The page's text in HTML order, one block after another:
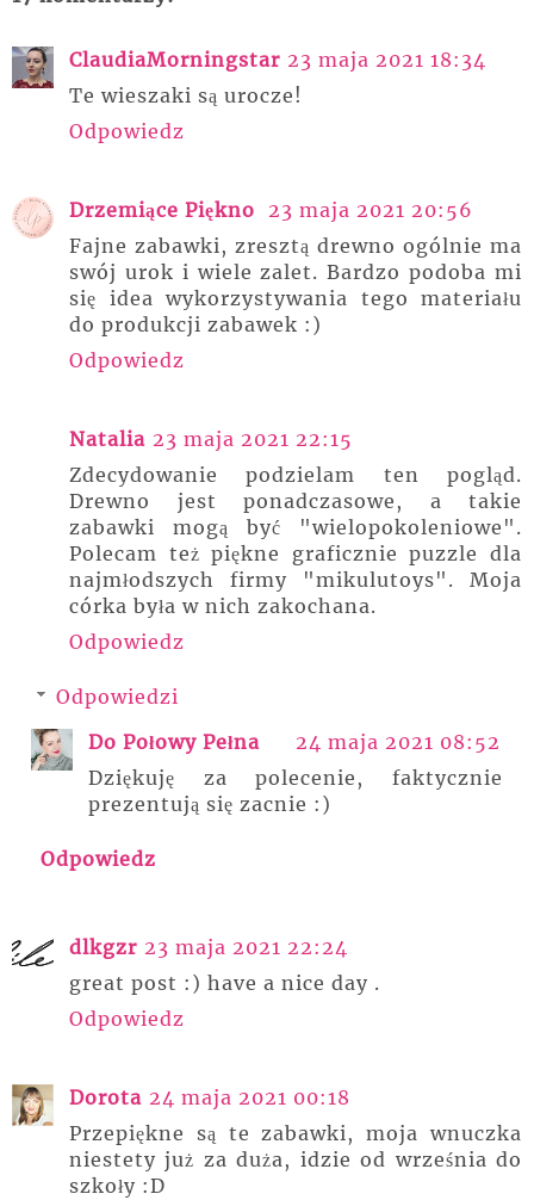
ClaudiaMorningstar 23 maja 2021 18:34
Te wieszaki są urocze!
Odpowiedz
Drzemiące Piękno 23 maja 2021 20:56
Fajne zabawki, zresztą drewno ogólnie ma
swój urok i wiele zalet. Bardzo podoba mi
się idea wykorzystywania tego materiału
do produkcji zabawek :)
Odpowiedz
Natalia 23 maja 2021 22:15
Zdecydowanie podzielam ten pogląd.
Drewno jest ponadczasowe, a takie
zabawki mogą być "wielopokoleniowe".
Polecam też piękne graficznie puzzle dla
najmłodszych firmy "mikulutoys". Moja
córka była w nich zakochana.
Odpowiedz
Odpowiedzi
Do Połowy Pełna
24 maja 2021 08:52
Dziękuję za polecenie, faktycznie
prezentują się zacnie :)
Odpowiedz
dlkgzr 23 maja 2021 22:24
great post :) have a nice day .
Odpowiedz
Dorota 24 maja 2021 00:18
Przepiękne są te zabawki, moja wnuczka
niestety już za duża, idzie od września do
szkoły :D